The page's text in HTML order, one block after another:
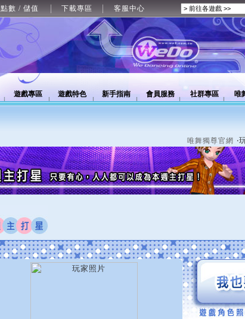
點數 / 儲值 下載專區 客服中心
遊戲專區 遊戲特色 新手指南 會員服務 社群專區 唯
唯舞獨尊官網 ‧